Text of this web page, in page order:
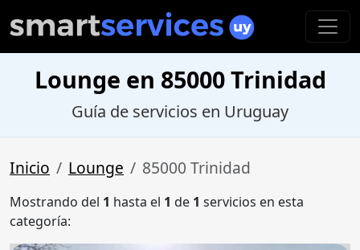
Lounge en 85000 Trinidad
Guía de servicios en Uruguay
Inicio Lounge 85000 Trinidad
Mostrando del 1 hasta el 1 de 1 servicios en esta
categoría: